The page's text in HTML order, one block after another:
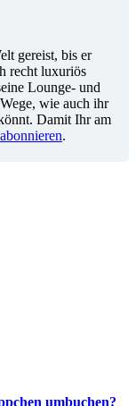
gereist, bis er
recht luxuriös
Lounge- und
wie auch ihr
Damit Ihr am
.
umbuchen?